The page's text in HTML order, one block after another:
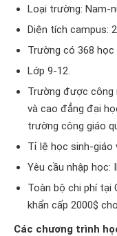
Loại trường: Nam-
Diện tích campus:
Trường có 368 học
Lớp 9-12.
Trường được
và cao đẳng đại
trường công giáo
Tỉ lệ học sinh-giáo
Yêu cầu nhập học:
Toàn bộ chi phí tại
khẩn cấp 2000$
Các chương trình